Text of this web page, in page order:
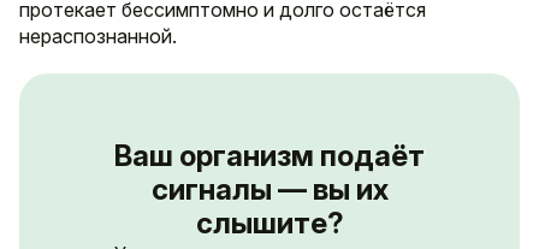
протекает бессимптомно и долго остаётся
нераспознанной.
Ваш организм подаёт
сигналы — вы их
слышите?